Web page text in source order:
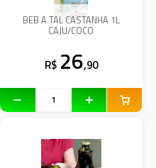
BEB A TAL CASTANHA 1L
CAJU/COCO
R$ 26,90